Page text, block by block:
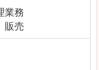
業務
販売